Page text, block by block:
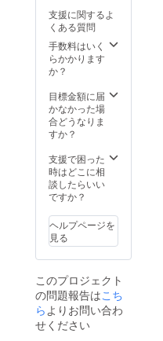
支援に関するよ
くある質問
手数料はいく
らかかります
か？
目標金額に届
かなかった場
合どうなりま
すか？
支援で困った
時はどこに相
談したらいい
ですか？
ヘルプページを
見る
このプロジェクト
の問題報告はこち
ら よりお問い合わ
せください